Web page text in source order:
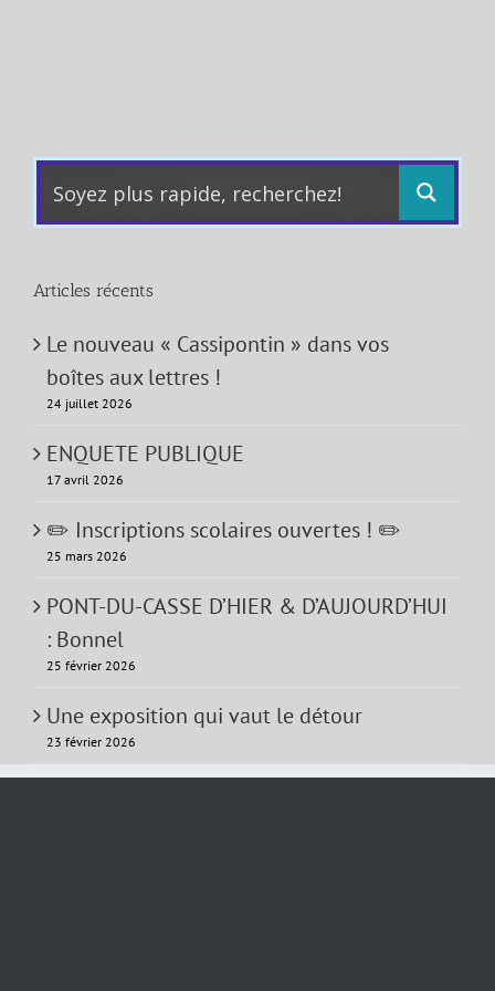
Articles récents
Le nouveau « Cassipontin » dans vos
boîtes aux lettres !
24 juillet 2026
ENQUETE PUBLIQUE
17 avril 2026
✏️ Inscriptions scolaires ouvertes ! ✏️
25 mars 2026
PONT-DU-CASSE D’HIER & D’AUJOURD’HUI
: Bonnel
25 février 2026
Une exposition qui vaut le détour
23 février 2026